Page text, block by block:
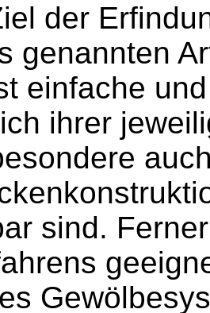
der
genannten
einfache
ihrer
sind.